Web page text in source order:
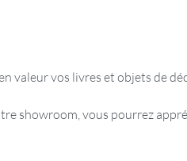
valeur vos livres et objets de
showroom, vous pourrez